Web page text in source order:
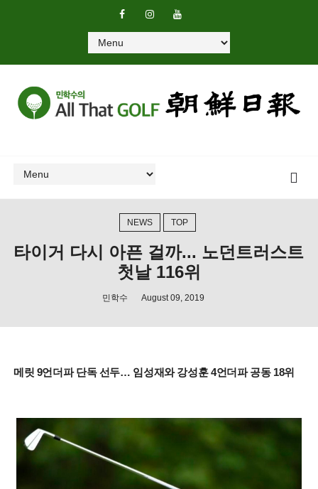
NEWS TOP
타이거 다시 아픈 걸까... 노던트러스트
첫날 116위
민학수 August 09, 2019
메릿 9언더파 단독 선두… 임성재와 강성훈 4언더파 공동 18위